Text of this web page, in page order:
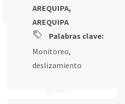
AREQUIPA,
AREQUIPA
Palabras clave:
Monitoreo,
deslizamiento